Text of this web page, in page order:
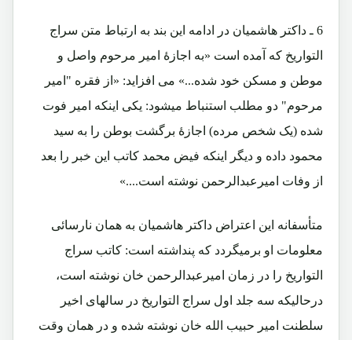
6 ـ داکتر هاشمیان در ادامه این بند به ارتباط متن سراج
التواریخ که آمده است «به اجازۀ امیر مرحوم واصل و
موطن و مسکن خود شده...» می افزاید: «از فقره "امیر
مرحوم" دو مطلب استنباط میشود: یکی اینکه امیر فوت
شده (یک شخص مرده) اجازۀ برگشت بوطن را به سید
محمود داده و دیگر اینکه فیض محمد کاتب این خبر را بعد
از وفات امیرعبدالرحمن نوشته است....»
متأسفانه این اعتراض داکتر هاشمیان به همان نارسائی
معلومات او برمیگردد که پنداشته است: کاتب سراج
التواریخ را در زمان امیرعبدالرحمن خان نوشته است،
درحالیکه سه جلد اول سراج التواریخ در سالهای اخیر
سلطنت امیر حبیب الله خان نوشته شده و در همان وقت